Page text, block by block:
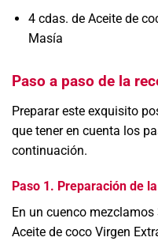
4 cdas. de Aceite de
Masía
Paso a paso de la
Preparar este exquisito
que tener en cuenta los
continuación.
Paso 1. Preparación de
En un cuenco
Aceite de coco Virgen